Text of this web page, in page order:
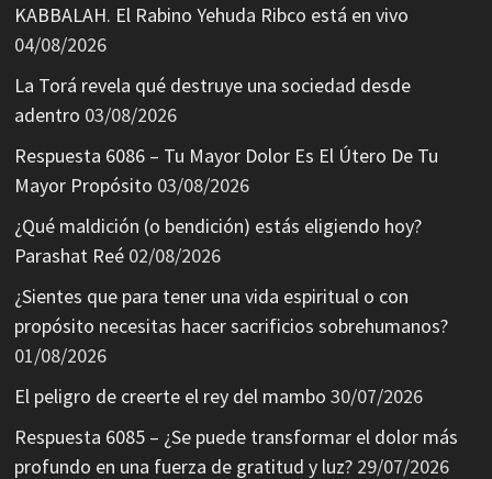
KABBALAH. El Rabino Yehuda Ribco está en vivo
04/08/2026
La Torá revela qué destruye una sociedad desde
adentro 03/08/2026
Respuesta 6086 – Tu Mayor Dolor Es El Útero De Tu
Mayor Propósito 03/08/2026
¿Qué maldición (o bendición) estás eligiendo hoy?
Parashat Reé 02/08/2026
¿Sientes que para tener una vida espiritual o con
propósito necesitas hacer sacrificios sobrehumanos?
01/08/2026
El peligro de creerte el rey del mambo 30/07/2026
Respuesta 6085 – ¿Se puede transformar el dolor más
profundo en una fuerza de gratitud y luz? 29/07/2026